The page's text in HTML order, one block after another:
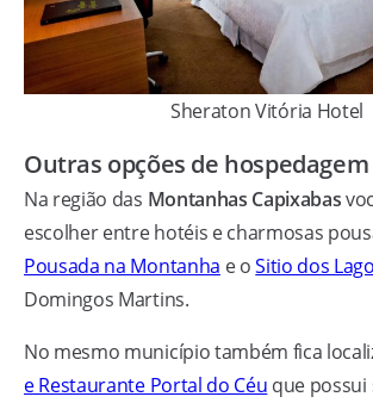
Sheraton Vitória Hotel
Outras opções de hospedagem
Na região das Montanhas Capixabas
escolher entre hotéis e charmosas
Pousada na Montanha e oSitio dos
Domingos Martins.
No mesmo município também fica
e Restaurante Portal do Céu que